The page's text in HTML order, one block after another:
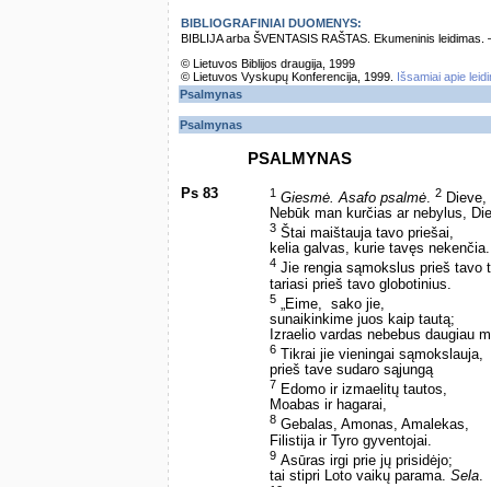
BIBLIOGRAFINIAI DUOMENYS:
BIBLIJA arba ŠVENTASIS RAŠTAS. Ekumeninis
© Lietuvos Biblijos draugija, 1999
© Lietuvos Vyskupų Konferencija, 1999.
Išsamiai apie
Psalmynas
Psalmynas
PSALMYNAS
Ps 83 1 Giesmė. Asafo psalmė. 2
Nebūk man kurčias ar nebylus,
3 Štai maištauja tavo priešai,
kelia galvas, kurie tavęs nekenčia.
4 Jie rengia sąmokslus prieš tavo
tariasi prieš tavo globotinius.
5 „Eime, ­ sako jie, ­
sunaikinkime juos kaip tautą;
Izraelio vardas nebebus daugiau
6 Tikrai jie vieningai sąmokslauja,
prieš tave sudaro sąjungą
7 Edomo ir izmaelitų tautos,
Moabas ir hagarai,
8 Gebalas, Amonas, Amalekas,
Filistija ir Tyro gyventojai.
9 Asūras irgi prie jų prisidėjo;
tai stipri Loto vaikų parama. Sela